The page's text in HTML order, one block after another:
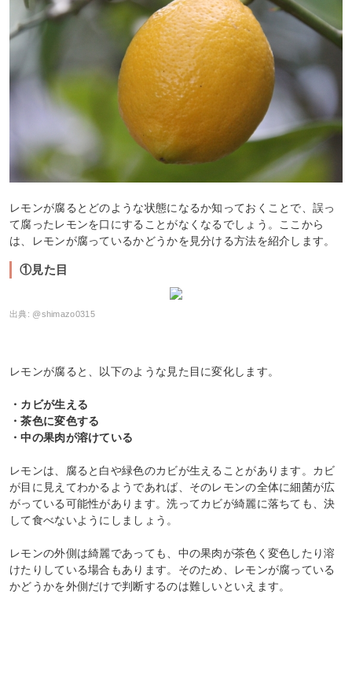
レモンが腐るとどのような状態になるか知っておくことで、誤っ
て腐ったレモンを口にすることがなくなるでしょう。ここから
は、レモンが腐っているかどうかを見分ける方法を紹介します。
①見た目
出典: @shimazo0315
レモンが腐ると、以下のような見た目に変化します。
・カビが生える
・茶色に変色する
・中の果肉が溶けている
レモンは、腐ると白や緑色のカビが生えることがあります。カビ
が目に見えてわかるようであれば、そのレモンの全体に細菌が広
がっている可能性があります。洗ってカビが綺麗に落ちても、決
して食べないようにしましょう。
レモンの外側は綺麗であっても、中の果肉が茶色く変色したり溶
けたりしている場合もあります。そのため、レモンが腐っている
かどうかを外側だけで判断するのは難しいといえます。